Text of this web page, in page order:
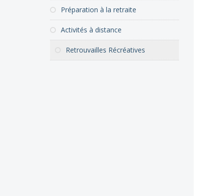
Préparation à la retraite
Activités à distance
Retrouvailles Récréatives